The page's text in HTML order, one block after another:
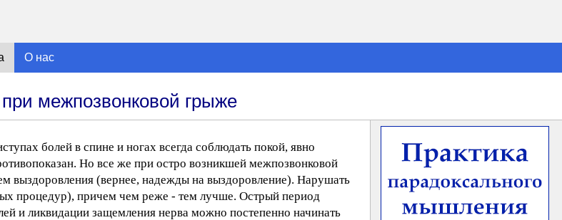
О нас
межпозвонковой грыже
болей в спине и ногах всегда соблюдать покой, явно
Но все же при остро возникшей межпозвонковой
выздоровления (вернее, надежды на выздоровление). Нарушать
процедур), причем чем реже - тем лучше. Острый период
и ликвидации защемления нерва можно постепенно начинать